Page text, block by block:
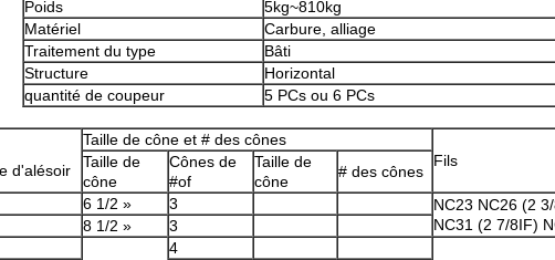
Poids
5kg~810kg
Matériel
Carbure, alliage
Traitement du type
Bâti
Structure
Horizontal
quantité de coupeur
5 PCs ou 6 PCs
d'alésoir
Taille de cône et # des cônes
Fils
Taille de
cône
Cônes de
#of
Taille de
cône
# des cônes
6 1/2 » 3
NC23 NC26 (2
NC31 (2 7/8IF)
8 1/2 »
3
4